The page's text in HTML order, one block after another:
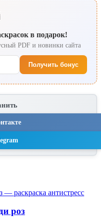
в подарок!
PDF и новинки сайта
Получить бонус
роз